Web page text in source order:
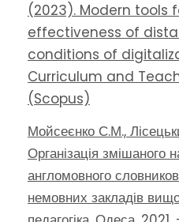
(2023). Modern tools
effectiveness of
conditions of
Curriculum and
(Scopus)
Мойсеєнко С.М.,
Організація змішаного
англомовного
немовних закладів